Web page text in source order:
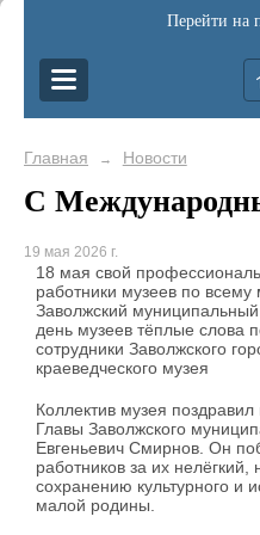
Перейти на
Главная → Новости
С
19 мая 2026 г.
18 мая свой
работники музеев по
Заволжский
день музеев тёплые слова
сотрудники Заволжского
краеведческого музея
Коллектив музея
Главы Заволжского
Евгеньевич Смирнов. Он
работников за их
сохранению культурного и
малой родины.